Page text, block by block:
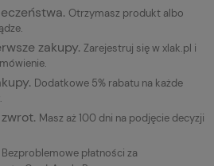
. Otrzymasz produkt albo
zakupy. Zarejestruj się w xlak.pl i
Dodatkowe 5% rabatu na każde
Masz aż 100 dni na podjęcie decyzji
Bezproblemowe płatności za